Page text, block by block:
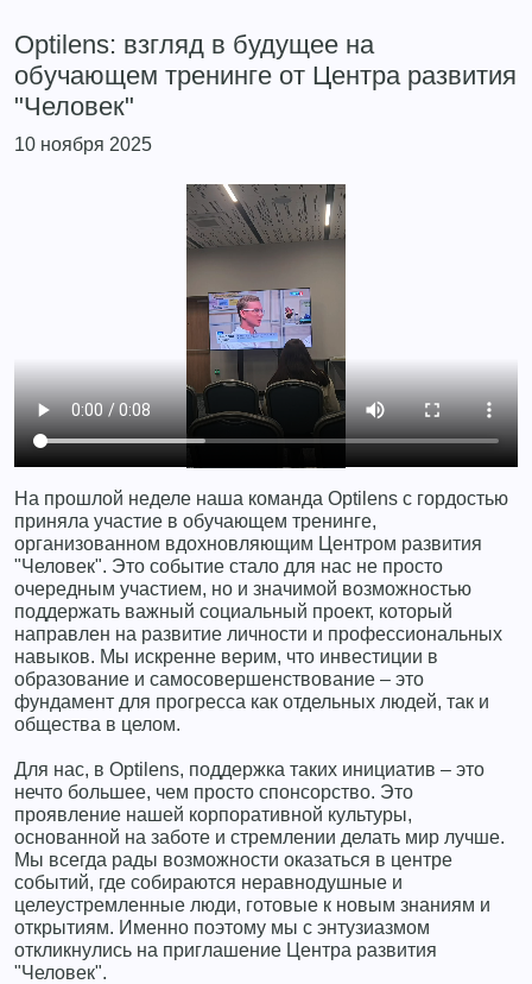
Optilens: взгляд в будущее на
обучающем тренинге от Центра развития
"Человек"
10 ноября 2025
На прошлой неделе наша команда Optilens с гордостью
приняла участие в обучающем тренинге,
организованном вдохновляющим Центром развития
"Человек". Это событие стало для нас не просто
очередным участием, но и значимой возможностью
поддержать важный социальный проект, который
направлен на развитие личности и профессиональных
навыков. Мы искренне верим, что инвестиции в
образование и самосовершенствование – это
фундамент для прогресса как отдельных людей, так и
общества в целом.
Для нас, в Optilens, поддержка таких инициатив – это
нечто большее, чем просто спонсорство. Это
проявление нашей корпоративной культуры,
основанной на заботе и стремлении делать мир лучше.
Мы всегда рады возможности оказаться в центре
событий, где собираются неравнодушные и
целеустремленные люди, готовые к новым знаниям и
открытиям. Именно поэтому мы с энтузиазмом
откликнулись на приглашение Центра развития
"Человек".